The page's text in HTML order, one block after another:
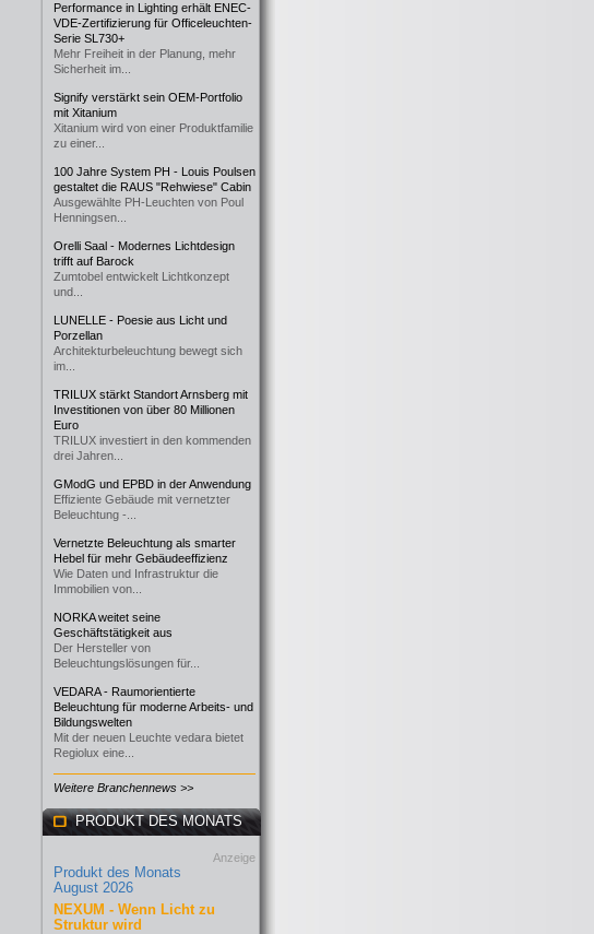
Performance in Lighting erhält ENEC-
VDE-Zertifizierung für Officeleuchten-
Serie SL730+
Mehr Freiheit in der Planung, mehr
Sicherheit im...
Signify verstärkt sein OEM-Portfolio
mit Xitanium
Xitanium wird von einer Produktfamilie
zu einer...
100 Jahre System PH - Louis Poulsen
gestaltet die RAUS "Rehwiese" Cabin
Ausgewählte PH-Leuchten von Poul
Henningsen...
Orelli Saal - Modernes Lichtdesign
trifft auf Barock
Zumtobel entwickelt Lichtkonzept
und...
LUNELLE - Poesie aus Licht und
Porzellan
Architekturbeleuchtung bewegt sich
im...
TRILUX stärkt Standort Arnsberg mit
Investitionen von über 80 Millionen
Euro
TRILUX investiert in den kommenden
drei Jahren...
GModG und EPBD in der Anwendung
Effiziente Gebäude mit vernetzter
Beleuchtung -...
Vernetzte Beleuchtung als smarter
Hebel für mehr Gebäudeeffizienz
Wie Daten und Infrastruktur die
Immobilien von...
NORKA weitet seine
Geschäftstätigkeit aus
Der Hersteller von
Beleuchtungslösungen für...
VEDARA - Raumorientierte
Beleuchtung für moderne Arbeits- und
Bildungswelten
Mit der neuen Leuchte vedara bietet
Regiolux eine...
Weitere Branchennews >>
PRODUKT DES MONATS
Anzeige
Produkt des Monats
August 2026
NEXUM - Wenn Licht zu
Struktur wird